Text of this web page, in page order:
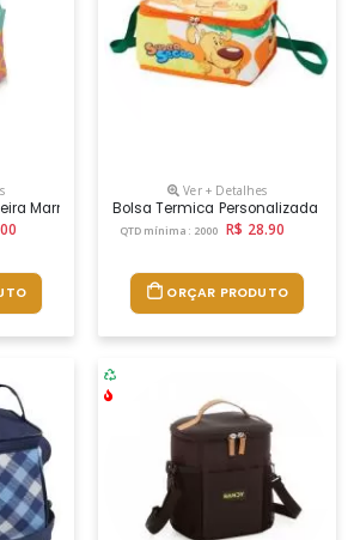
Marmiteira Personalizada Promocional Com
Ver + Detalhes
Bolsa Termica Personalizada
QTD mínima: 2000 R$ 28.90
ORÇAR PRODUTO